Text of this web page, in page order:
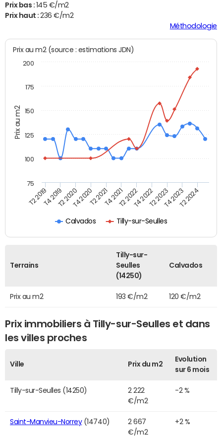
Prix bas : 145 €/m2
Prix haut :236 €/m2
Méthodologie
Prix au m2
Prix au m2 (source : estimations JDN)
Calvados Tilly-sur-Seulles
T2 2019T4 2019T2 2020T4 2020T2 2021T4 2021T2 2022T4 2022T2 2023T4 2023T2 2024
75
100
125
150
175
200
Terrains
Tilly-sur-
Seulles
(14250)
Calvados
Prix au m2 193 €/m2 120 €/m2
Prix immobiliers à Tilly-sur-Seulles et dans
les villes proches
Ville Prix du m2
Evolution
sur 6 mois
Tilly-sur-Seulles (14250)
2 222
€/m2
-2 %
Saint-Manvieu-Norrey(14740)
2 667
€/m2
+2 %